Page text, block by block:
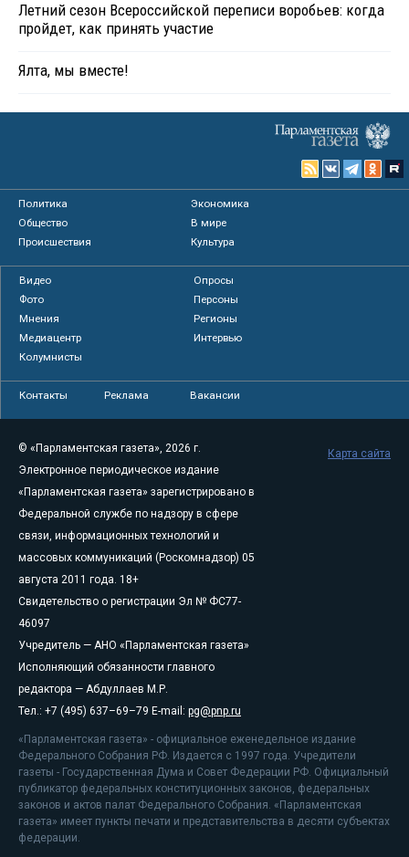
Летний сезон Всероссийской переписи воробьев: когда
пройдет, как принять участие
Ялта, мы вместе!
Политика
Экономика
Общество
В мире
Происшествия
Культура
Видео
Опросы
Фото
Персоны
Мнения
Регионы
Медиацентр
Интервью
Колумнисты
Контакты Реклама Вакансии
© «Парламентская газета», 2026 г.
Электронное периодическое издание
«Парламентская газета» зарегистрировано в
Федеральной службе по надзору в сфере
связи, информационных технологий и
массовых коммуникаций (Роскомнадзор) 05
августа 2011 года. 18+
Свидетельство о регистрации Эл № ФС77-
46097
Учредитель — АНО «Парламентская газета»
Исполняющий обязанности главного
редактора — Абдуллаев М.Р.
Тел.: +7 (495) 637–69–79 E-mail: pg@pnp.ru
«Парламентская газета» - официальное еженедельное издание
Федерального Собрания РФ. Издается с 1997 года. Учредители
газеты - Государственная Дума и Совет Федерации РФ. Официальный
публикатор федеральных конституционных законов, федеральных
законов и актов палат Федерального Собрания. «Парламентская
газета» имеет пункты печати и представительства в десяти субъектах
федерации.
Карта сайта